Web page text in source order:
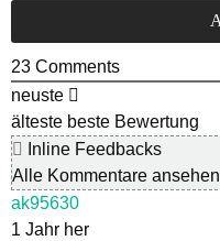
23 Comments
neuste
älteste beste Bewertung
Inline Feedbacks
Alle Kommentare ansehen
ak95630
1 Jahr her